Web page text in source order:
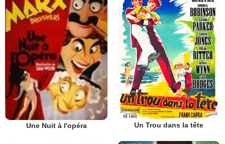
Une Nuit à l'opéra Un Trou dans la tête